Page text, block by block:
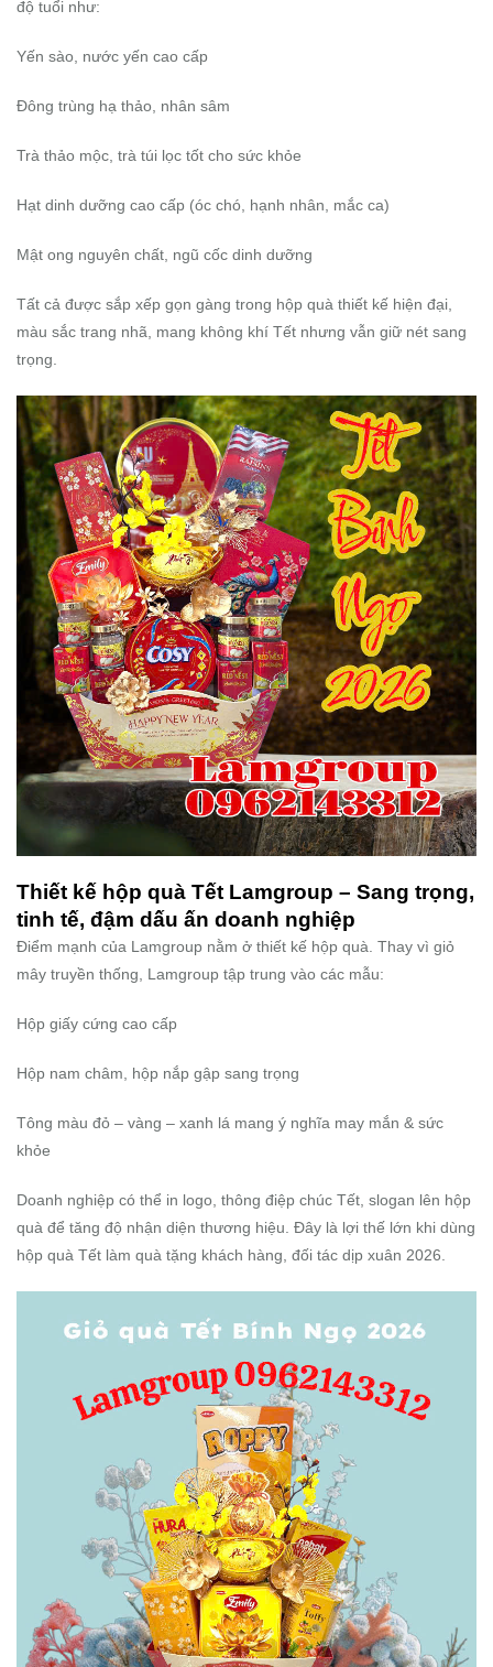
độ tuổi như:
Yến sào, nước yến cao cấp
Đông trùng hạ thảo, nhân sâm
Trà thảo mộc, trà túi lọc tốt cho sức khỏe
Hạt dinh dưỡng cao cấp (óc chó, hạnh nhân, mắc ca)
Mật ong nguyên chất, ngũ cốc dinh dưỡng
Tất cả được sắp xếp gọn gàng trong hộp quà thiết kế hiện đại,
màu sắc trang nhã, mang không khí Tết nhưng vẫn giữ nét sang
trọng.
Thiết kế hộp quà Tết Lamgroup – Sang trọng,
tinh tế, đậm dấu ấn doanh nghiệp
Điểm mạnh của Lamgroup nằm ở thiết kế hộp quà. Thay vì giỏ
mây truyền thống, Lamgroup tập trung vào các mẫu:
Hộp giấy cứng cao cấp
Hộp nam châm, hộp nắp gập sang trọng
Tông màu đỏ – vàng – xanh lá mang ý nghĩa may mắn & sức
khỏe
Doanh nghiệp có thể in logo, thông điệp chúc Tết, slogan lên hộp
quà để tăng độ nhận diện thương hiệu. Đây là lợi thế lớn khi dùng
hộp quà Tết làm quà tặng khách hàng, đối tác dịp xuân 2026.